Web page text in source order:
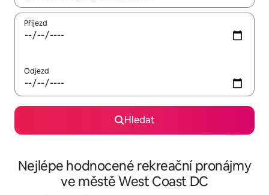
Příjezd
Odjezd
Hledat
Nejlépe hodnocené rekreační pronájmy
ve městě West Coast DC